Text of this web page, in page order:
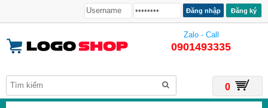
Đăng ký
Zalo - Call
0901493335
0